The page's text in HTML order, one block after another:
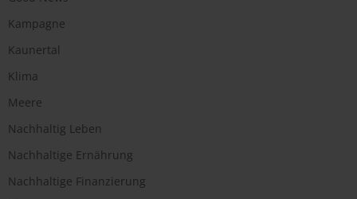
Kampagne
Kaunertal
Klima
Meere
Nachhaltig Leben
Nachhaltige Ernährung
Nachhaltige Finanzierung